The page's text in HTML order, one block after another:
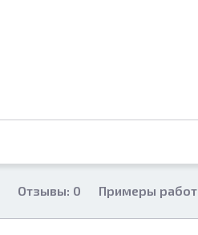
Отзывы: 0 Примеры работ